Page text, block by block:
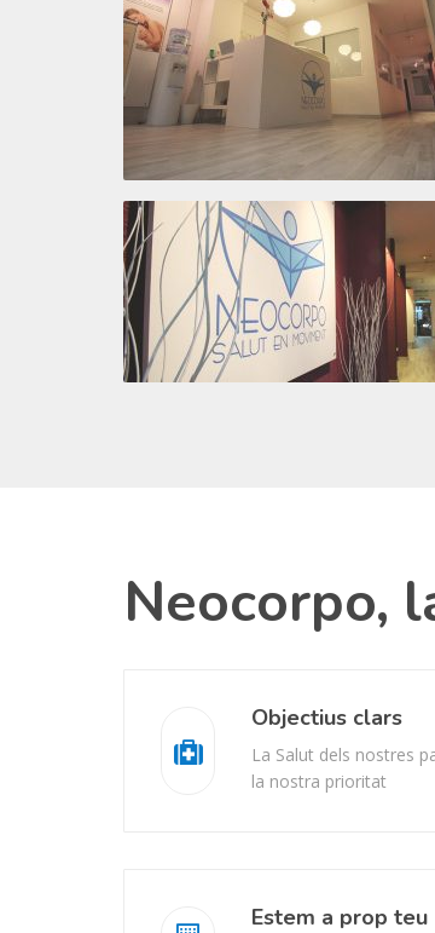
Neocorpo,
Objectius clars
La Salut dels nostres
la nostra prioritat
Estem a prop teu